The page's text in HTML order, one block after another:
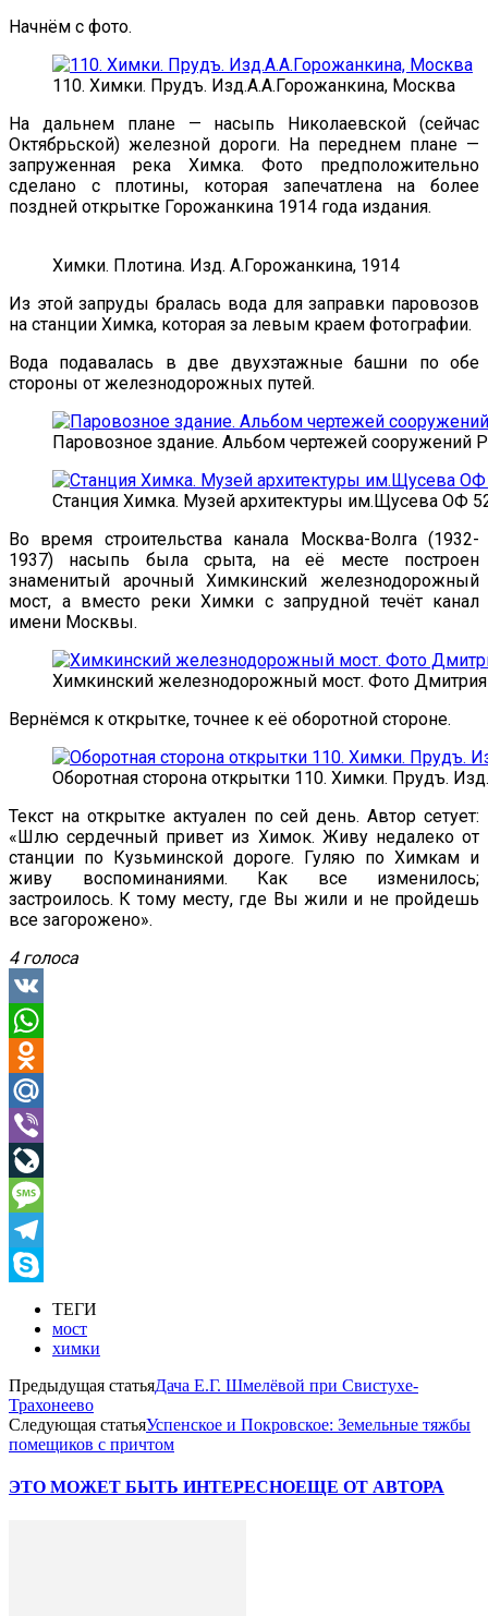
Начнём с фото.
110. Химки. Прудъ. Изд.А.А.Горожанкина, Москва
На дальнем плане — насыпь Николаевской (сейчас
Октябрьской) железной дороги. На переднем плане —
запруженная река Химка. Фото предположительно
сделано с плотины, которая запечатлена на более
поздней открытке Горожанкина 1914 года издания.
Химки. Плотина. Изд. А.Горожанкина, 1914
Из этой запруды бралась вода для заправки паровозов
на станции Химка, которая за левым краем фотографии.
Вода подавалась в две двухэтажные башни по обе
стороны от железнодорожных путей.
Паровозное здание. Альбом чертежей сооружений
Станция Химка. Музей архитектуры им.Щусева ОФ
Во время строительства канала Москва-Волга (1932-
1937) насыпь была срыта, на её месте построен
знаменитый арочный Химкинский железнодорожный
мост, а вместо реки Химки с запрудной течёт канал
имени Москвы.
Химкинский железнодорожный мост. Фото
Вернёмся к открытке, точнее к её оборотной стороне.
Оборотная сторона открытки 110. Химки. Прудъ.
Текст на открытке актуален по сей день. Автор сетует:
«Шлю сердечный привет из Химок. Живу недалеко от
станции по Кузьминской дороге. Гуляю по Химкам и
живу воспоминаниями. Как все изменилось;
застроилось. К тому месту, где Вы жили и не пройдешь
все загорожено».
4 голоса
VK
WhatsApp
Odnoklassniki
Mail.Ru
Viber
LiveJournal
Message
Telegram
SkypeТЕГИ
мост
химки
Предыдущая статьяДача Е.Г. Шмелёвой при Свистухе-
Трахонеево
Следующая статьяУспенское и Покровское: Земельные тяжбы
помещиков с причтом
ЭТО МОЖЕТ БЫТЬ ИНТЕРЕСНОЕЩЕ ОТ АВТОРА